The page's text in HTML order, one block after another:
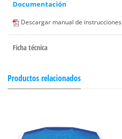
Documentación
Descargar manual de instrucciones
Ficha técnica
Productos relacionados